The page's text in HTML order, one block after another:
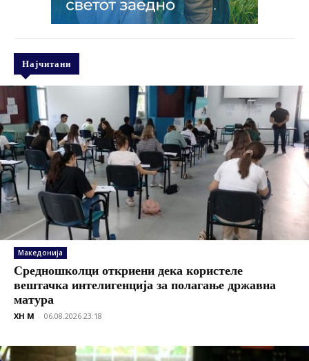
Најчитани
Македонија
Средношколци откриени дека користеле
вештачка интелигенција за полагање државна
матура
XH M - 06.08.2026 23:18